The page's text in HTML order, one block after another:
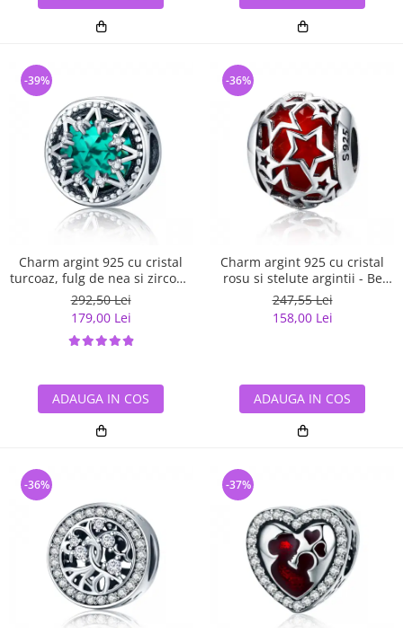
Charm argint 925 cu cristal
turcoaz, fulg de nea si zirconii
albe - Be Nature PST0110
292,50 Lei
179,00 Lei
-39%
ADAUGA IN COS
Charm argint 925 cu cristal
rosu si stelute argintii - Be
Nature PST0115
247,55 Lei
158,00 Lei
-36%
ADAUGA IN COS
-36% -37%